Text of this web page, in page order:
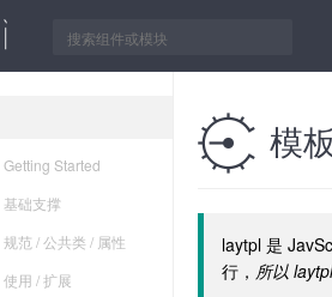
Getting Started
基础支撑
规范 / 公共类 / 属性
使用 / 扩展
 模
laytpl 是
行， 所以